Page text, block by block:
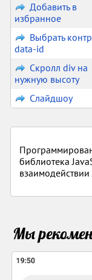
Добавить в
избранное
Выбрать
data-id
Скролл div на
нужную высоту
Слайдшоу
библиотека
Мы